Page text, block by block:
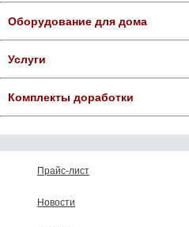
Оборудование для дома
Услуги
Комплекты доработки
Прайс-лист
Новости